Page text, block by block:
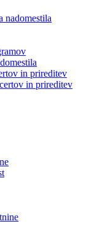
nadomestila
in prireditev
in prireditev